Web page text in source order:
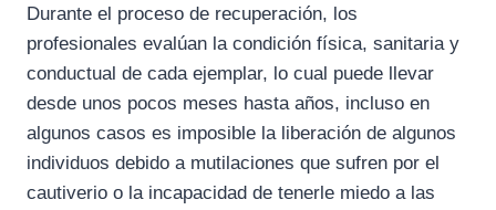
Durante el proceso de recuperación, los
profesionales evalúan la condición física, sanitaria y
conductual de cada ejemplar, lo cual puede llevar
desde unos pocos meses hasta años, incluso en
algunos casos es imposible la liberación de algunos
individuos debido a mutilaciones que sufren por el
cautiverio o la incapacidad de tenerle miedo a las